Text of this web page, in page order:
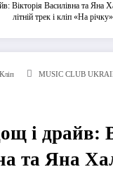
Вікторія Василівна та Яна
літній трек і кліп «На річку»
Кліп MUSIC CLUB
і драйв:
та Яна